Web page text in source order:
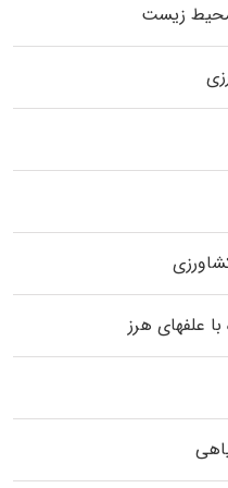
محیط زیست
علفهای هرز